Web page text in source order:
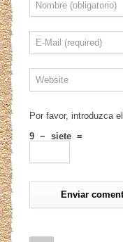
Por favor, introduzca
9 − siete =